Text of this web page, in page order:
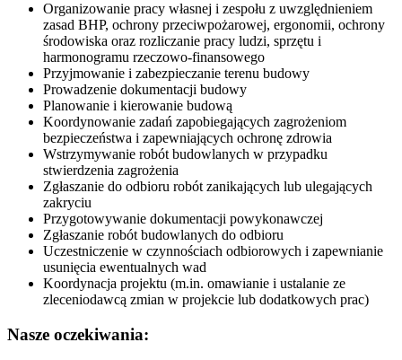
Organizowanie pracy własnej i zespołu z uwzględnieniem
zasad BHP, ochrony przeciwpożarowej, ergonomii, ochrony
środowiska oraz rozliczanie pracy ludzi, sprzętu i
harmonogramu rzeczowo-finansowego
Przyjmowanie i zabezpieczanie terenu budowy
Prowadzenie dokumentacji budowy
Planowanie i kierowanie budową
Koordynowanie zadań zapobiegających zagrożeniom
bezpieczeństwa i zapewniających ochronę zdrowia
Wstrzymywanie robót budowlanych w przypadku
stwierdzenia zagrożenia
Zgłaszanie do odbioru robót zanikających lub ulegających
zakryciu
Przygotowywanie dokumentacji powykonawczej
Zgłaszanie robót budowlanych do odbioru
Uczestniczenie w czynnościach odbiorowych i zapewnianie
usunięcia ewentualnych wad
Koordynacja projektu (m.in. omawianie i ustalanie ze
zleceniodawcą zmian w projekcie lub dodatkowych prac)
Nasze oczekiwania: